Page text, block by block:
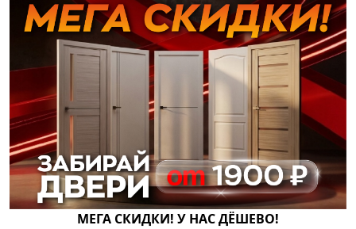
МЕГА СКИДКИ! У НАС ДЁШЕВО!